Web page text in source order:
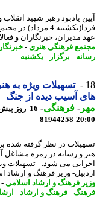
یادبود رهبر شهید انقلاب
فردا(یکشنبه 4 مرداد)
مدیران، خبرنگاران و فعالان
فرهنگی هنری- خبرنگاران
-برگزار - یکشنبه
تسهیلات ویژه به
آسیب دیده از جنگ
-فرهنگی-
81944258
در نظر گرفته شده
و رسانه در زمره مشاغل آسیب
می شود. - تسهیلات ویژه
وزیر فرهنگ و ارشاد
فرهنگ و ارشاد اسلامی-
-فرهنگ و ارشاد -ارشاد